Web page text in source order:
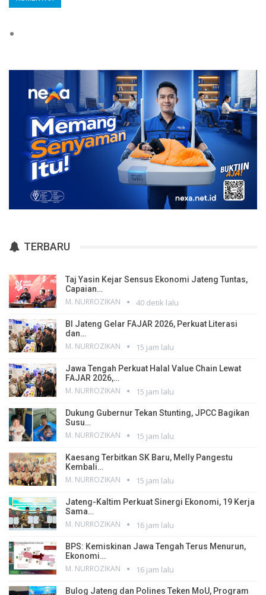
TERBARU
Taj Yasin Kejar Sensus Ekonomi Jateng Tuntas,
Capaian…
M. NURROZIKAN 40 detik lalu
BI Jateng Gelar FAJAR 2026, Perkuat Literasi
dan…
M. NURROZIKAN 15 jam lalu
Jawa Tengah Perkuat Halal Value Chain Lewat
FAJAR 2026,…
M. NURROZIKAN 15 jam lalu
Dukung Gubernur Tekan Stunting, JPCC Bagikan
Susu…
M. NURROZIKAN 15 jam lalu
Kaesang Terbitkan SK Baru, Melly Pangestu
Kembali…
M. NURROZIKAN 15 jam lalu
Jateng-Kaltim Perkuat Sinergi Ekonomi, 19 Kerja
Sama…
M. NURROZIKAN 16 jam lalu
BPS: Kemiskinan Jawa Tengah Terus Menurun,
Ekonomi…
M. NURROZIKAN 16 jam lalu
Bulog Jateng dan Polines Teken MoU, Program